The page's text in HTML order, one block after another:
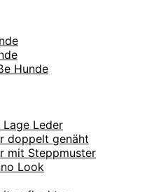
Hunde
Lage Leder
doppelt genäht
mit Steppmuster
Look